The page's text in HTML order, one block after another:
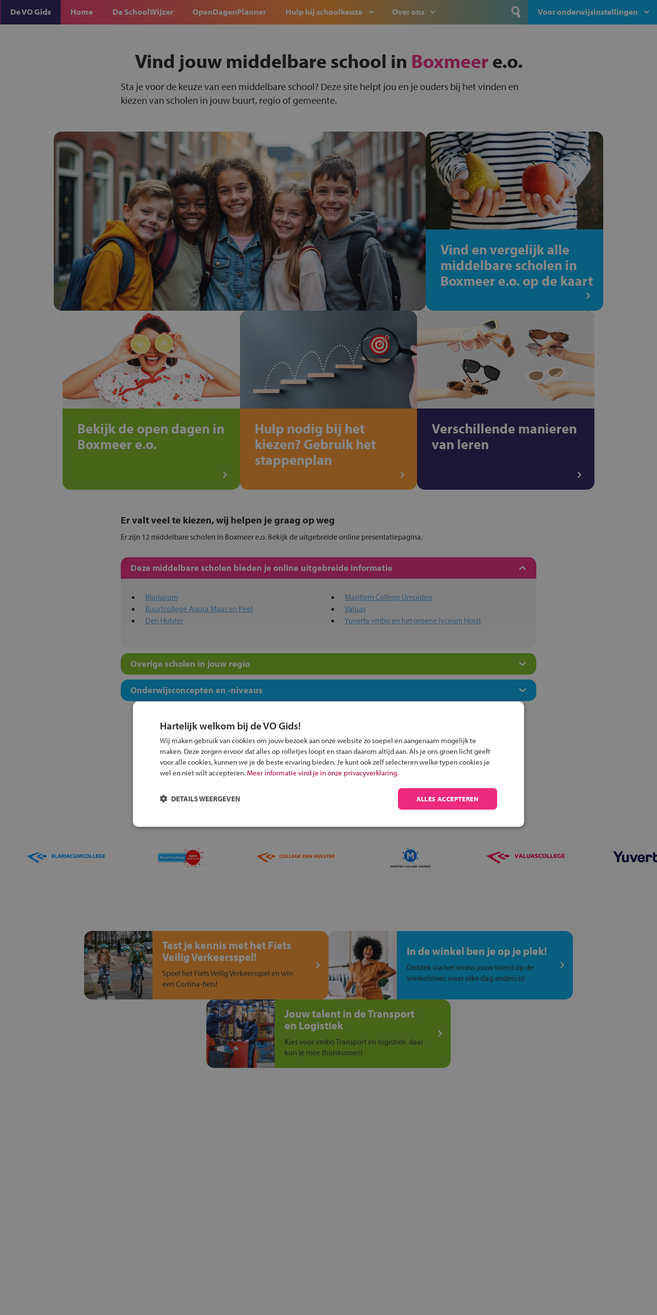
De VO Gids Home De SchoolWijzer OpenDagenPlanner Hulp bij schoolkeuze Over ons Voor onderwijsinstellingen
Vind jouw middelbare school in Boxmeere.o.
Sta je voor de keuze van een middelbare school? Deze site helpt jou en je ouders bij het vinden en
kiezen van scholen in jouw buurt, regio of gemeente.
Vind en vergelijk alle
middelbare scholen in
Boxmeer e.o. op de kaart
Bekijk de open dagen in
Boxmeer e.o.
Hulp nodig bij het
kiezen? Gebruik het
stappenplan
Verschillende manieren
van leren
Er valt veel te kiezen, wij helpen je graag op weg
Er zijn 12 middelbare scholen in Boxmeer e.o. Bekijk de uitgebreide online presentatiepagina.
Deze middelbare scholen bieden je online uitgebreide informatie
Blariacum
Buurtcollege Agora Maas en Peel
Den Hulster
Maritiem College IJmuiden
Valuas
Yuverta vmbo en het groene lyceum Horst
Overige scholen in jouw regio
Onderwijsconcepten en -niveaus
Inschrijven?
Alle informatie om je kind aan te melden bij
Test je kennis met het Fiets
Veilig Verkeersspel!
Speel het Fiets Veilig Verkeersspel en win
een Cortina-fiets!
In de winkel ben je op je plek!
Ontdek via het vmbo jouw talent op de
winkelvloer, waar elke dag anders is!
Jouw talent in de Transport
en Logistiek
Kies voor vmbo Transport en logistiek: daar
kun je mee thuiskomen!
Hartelijk welkom bij de VO Gids!
Wij maken gebruik van cookies om jouw bezoek aan onze website zo soepel en aangenaam mogelijk te
maken. Deze zorgen ervoor dat alles op rolletjes loopt en staan daarom altijd aan. Als je ons groen licht geeft
voor alle cookies, kunnen we je de beste ervaring bieden. Je kunt ook zelf selecteren welke typen cookies je
wel en niet wilt accepteren. Meer informatie vind je in onze privacyverklaring.
ALLES ACCEPTEREN
DETAILS WEERGEVEN